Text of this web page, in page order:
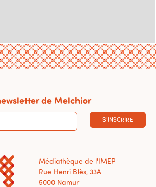
de Melchior
S'INSCRIRE
Médiathèque de l'IMEP
Rue Henri Blès, 33A
5000 Namur